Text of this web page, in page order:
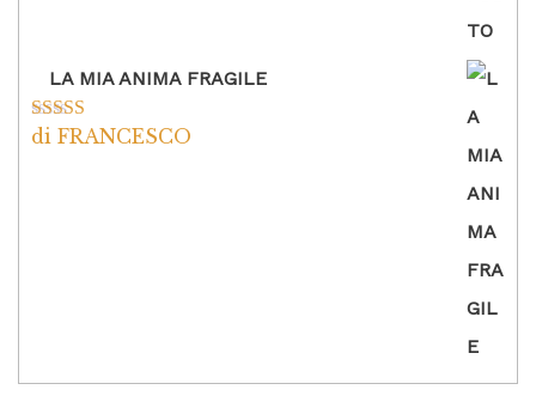
LA MIA ANIMA FRAGILE
Valutato5su
di FRANCESCO